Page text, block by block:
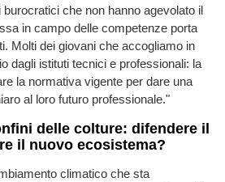
che non hanno agevolato il
in campo delle competenze porta
Molti dei giovani che accogliamo in
dagli istituti tecnici e professionali: la
la normativa vigente per dare una
al loro futuro professionale."
delle colture: difendere il
il nuovo ecosistema?
climatico che sta